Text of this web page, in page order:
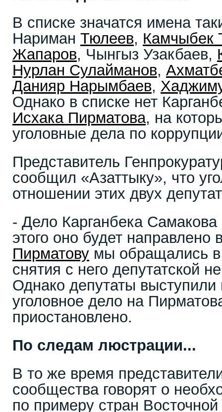
В списке значатся имена
Нариман Тюлеев, Камчыбек
Жапаров, Чынгыз Узакбаев,
Нурлан Сулайманов,
Данияр Нарымбаев,
Однако в списке нет
Исхака Пирматова, на
уголовные дела по
Представитель
сообщил «Азаттыку», что
отношении этих двух
- Дело Карганбека
этого оно будет
Пирматову мы обращались
снятия с него депутатской
Однако депутаты выступили
уголовное дело на
приостановлено.
По следам люстрации...
В то же время
сообщества говорят о
по примеру стран